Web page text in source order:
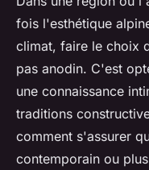
fois l'esthétique
climat, faire le choix
pas anodin. C'est
une connaissance
traditions
comment s'assurer
contemporain ou